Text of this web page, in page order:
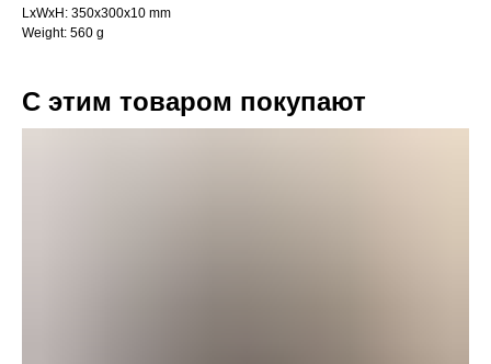
LxWxH: 350x300x10 mm
Weight: 560 g
С этим товаром покупают